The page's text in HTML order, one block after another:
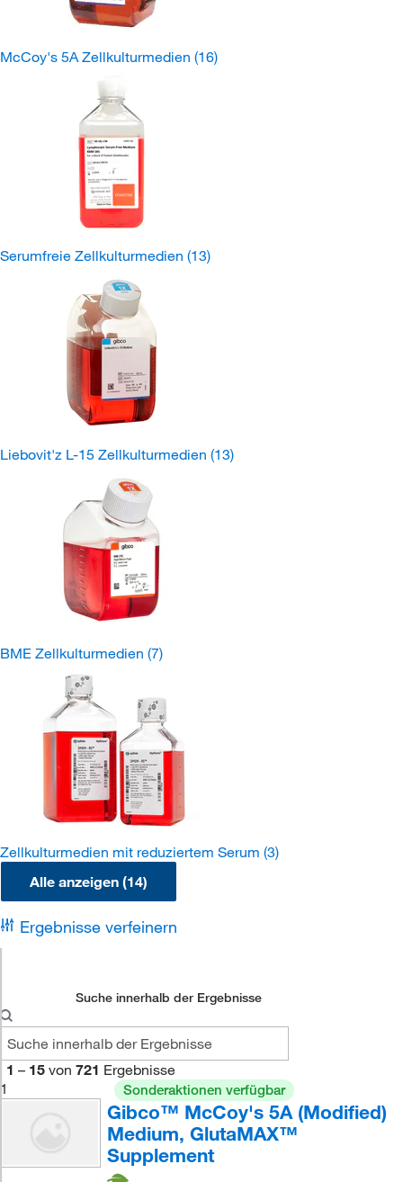
McCoy's 5A Zellkulturmedien (16)
Serumfreie Zellkulturmedien (13)
Liebovit'z L-15 Zellkulturmedien (13)
BME Zellkulturmedien (7)
Zellkulturmedien mit reduziertem Serum (3)
Alle anzeigen (14)
Ergebnisse verfeinern
Suche innerhalb der Ergebnisse
1 – 15 von 721 Ergebnisse
1
Sonderaktionen verfügbar
Gibco™ McCoy's 5A (Modified)
Medium, GlutaMAX™
Supplement